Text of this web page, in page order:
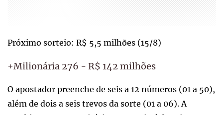
Próximo sorteio: R$ 5,5 milhões (15/8)
+Milionária 276 - R$ 142 milhões
O apostador preenche de seis a 12 números (01 a 50),
além de dois a seis trevos da sorte (01 a 06). A